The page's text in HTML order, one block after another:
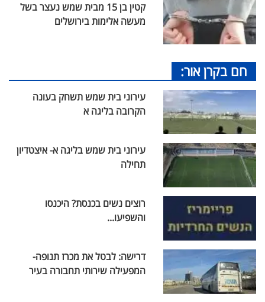
קטין בן 15 מבית שמש נעצר בשל
מעשה אלימות בירושלים
חם בקרן אור:
עירוני בית שמש תשחק בעונה
הקרובה בליגה א
עירוני בית שמש בליגה א- איצטדיון
תחילה
רוצים נשים בכנסת? היכנסו
והשפיעו...
דרישה: לבטל את מכרז תנופה-
המפעילה שירותי תחבורה בעיר